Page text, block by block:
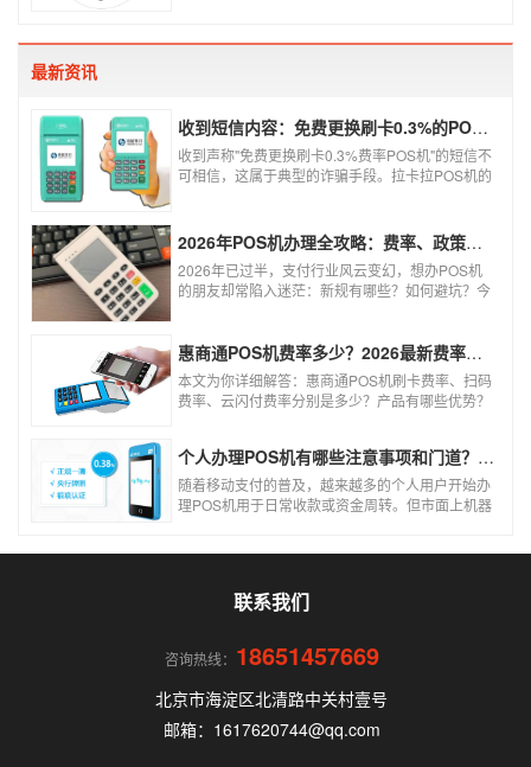
干扰到他人，不恶意套现银行，那么我们的行为犯
最新资讯
收到短信内容：免费更换刷卡0.3%的POS机，可以相信吗？
收到声称"免费更换刷卡0.3%费率POS机"的短信不
可相信，这属于典型的诈骗手段。拉卡拉POS机的
风险。以下结合权威信息分析原因及应对建议：2026年POS机办理全攻略：费率、政策、避坑一篇讲清
2026年已过半，支付行业风云变幻，想办POS机
的朋友却常陷入迷茫：新规有哪些？如何避坑？今
使用！
惠商通POS机费率多少？2026最新费率标准及办理全攻略
本文为你详细解答：惠商通POS机刷卡费率、扫码
费率、云闪付费率分别是多少？产品有哪些优势？
个人办理POS机有哪些注意事项和门道？（2026最新避坑指南）
随着移动支付的普及，越来越多的个人用户开始办
理POS机用于日常收款或资金周转。但市面上机器
联系我们
咨询热线： 18651457669
北京市海淀区北清路中关村壹号
邮箱：1617620744@qq.com